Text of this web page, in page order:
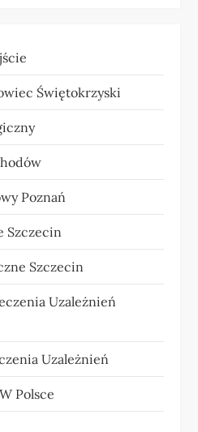
Świętokrzyski
Poznań
Szczecin
Szczecin
Uzależnień
Uzależnień
Polsce